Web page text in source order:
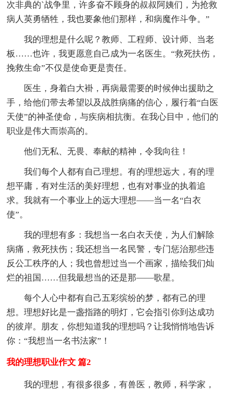
次非典的`战争里，许多奋不顾身的叔叔阿姨们，为抢救
病人英勇牺牲，我也要象他们那样，和病魔作斗争。”
我的理想是什么呢？教师、工程师、设计师、当老
板……也许，我更愿意自己成为一名医生。“救死扶伤，
挽救生命”不仅是使命更是责任。
医生，身着白大褂，再病最需要的时候伸出援助之
手，给他们带去希望以及战胜病痛的信心，履行着“白医
天使”的神圣使命，与疾病相抗衡。在我心目中，他们的
职业是伟大而崇高的。
他们无私、无畏、奉献的精神，令我向往！
我们每个人都有自己理想。有的理想远大，有的理
想平庸，有对生活的美好理想，也有对事业的执着追
求。我就有一个事业上的远大理想——当一名“白衣
使”。
我的理想有多：我想当一名白衣天使，为人们解除
病痛，救死扶伤；我还想当一名民警，专门惩治那些违
反公工秩序的人；我也曾想过当一个画家，描绘我们灿
烂的祖国……但我最想当的还是那——歌星。
每个人心中都有自己五彩缤纷的梦，都有己的理
想。理想好比是一盏指路的明灯，它会指引你到达成功
的彼岸。朋友，你想知道我的理想吗？让我悄悄地告诉
你：“我想当一名书法家”！
我的理想职业作文 篇2
我的理想，有很多很多，有兽医，教师，科学家，